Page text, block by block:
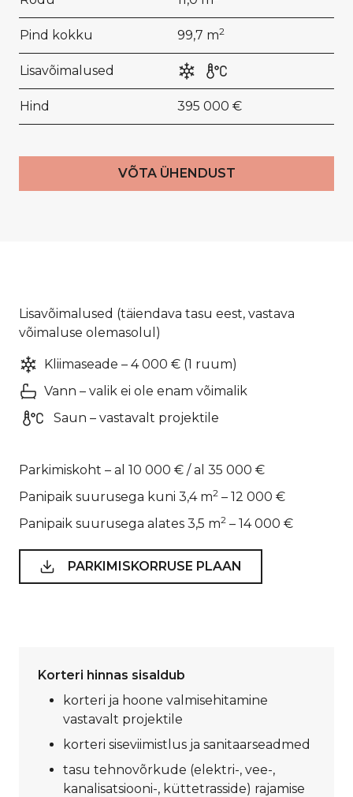
Pind kokku 99,7 m2
Lisavõimalused
Hind 395 000 €
VÕTA ÜHENDUST
Lisavõimalused (täiendava tasu eest, vastava
võimaluse olemasolul)
Kliimaseade – 4 000 € (1 ruum)
Vann – valik ei ole enam võimalik
Saun – vastavalt projektile
Parkimiskoht – al 10 000 € / al 35 000 €
Panipaik suurusega kuni 3,4 m2 – 12 000 €
Panipaik suurusega alates 3,5 m2 – 14 000 €
PARKIMISKORRUSE PLAAN
Korteri hinnas sisaldub
korteri ja hoone valmisehitamine
vastavalt projektile
korteri siseviimistlus ja sanitaarseadmed
tasu tehnovõrkude (elektri-, vee-,
kanalisatsiooni-, küttetrasside) rajamise